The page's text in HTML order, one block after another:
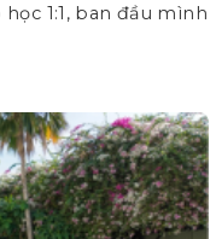
1:1, ban đầu mình